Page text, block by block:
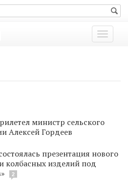
Показать
меню
министр сельского
Алексей Гордеев
презентация нового
колбасных изделий под
2